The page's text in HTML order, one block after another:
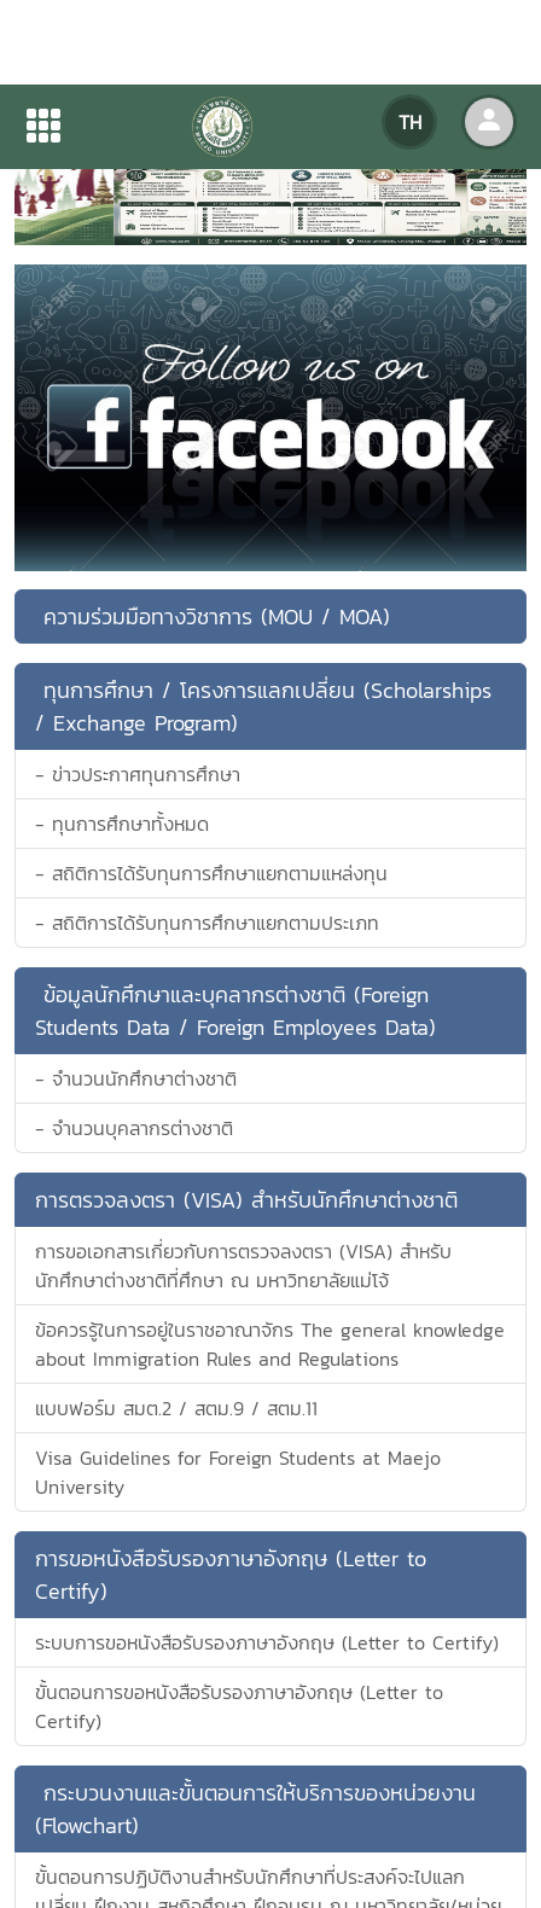
TH
Previous
Next
ความร่วมมือทางวิชาการ (MOU / MOA)
ทุนการศึกษา / โครงการแลกเปลี่ยน (Scholarships
/ Exchange Program)
- ข่าวประกาศทุนการศึกษา
- ทุนการศึกษาทั้งหมด
- สถิติการได้รับทุนการศึกษาแยกตามแหล่งทุน
- สถิติการได้รับทุนการศึกษาแยกตามประเภท
ข้อมูลนักศึกษาและบุคลากรต่างชาติ (Foreign
Students Data / Foreign Employees Data)
- จำนวนนักศึกษาต่างชาติ
- จำนวนบุคลากรต่างชาติ
การตรวจลงตรา (VISA) สำหรับนักศึกษาต่างชาติ
การขอเอกสารเกี่ยวกับการตรวจลงตรา (VISA) สำหรับ
นักศึกษาต่างชาติที่ศึกษา ณ มหาวิทยาลัยแม่โจ้
ข้อควรรู้ในการอยู่ในราชอาณาจักร The general knowledge
about Immigration Rules and Regulations
แบบฟอร์ม สมต.2 / สตม.9 / สตม.11
Visa Guidelines for Foreign Students at Maejo
University
การขอหนังสือรับรองภาษาอังกฤษ (Letter to
Certify)
ระบบการขอหนังสือรับรองภาษาอังกฤษ (Letter to Certify)
ขั้นตอนการขอหนังสือรับรองภาษาอังกฤษ (Letter to
Certify)
กระบวนงานและขั้นตอนการให้บริการของหน่วยงาน
(Flowchart)
ขั้นตอนการปฏิบัติงานสำหรับนักศึกษาที่ประสงค์จะไปแลก